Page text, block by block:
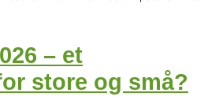
– et
store og små?